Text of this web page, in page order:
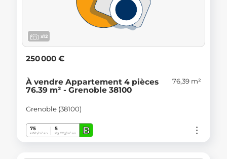
x12
250 000 €
À vendre Appartement 4 pièces
76.39 m² - Grenoble 38100
76,39 m²
Grenoble (38100)
75
kWh/m².an
5
Kg CO2/m².an B